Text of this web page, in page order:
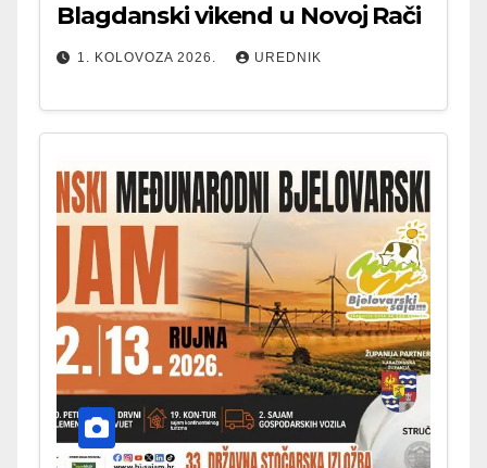
Blagdanski vikend u Novoj Rači
1. KOLOVOZA 2026. UREDNIK